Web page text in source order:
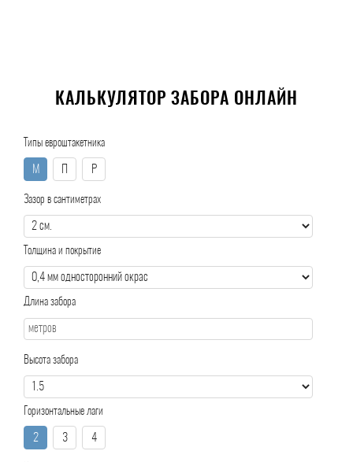
КАЛЬКУЛЯТОР ЗАБОРА ОНЛАЙН
Типы евроштакетника
М Р
Зазор в сантиметрах
Толщина и покрытие
Длина забора
Высота забора
Горизонтальные лаги
2 3 4